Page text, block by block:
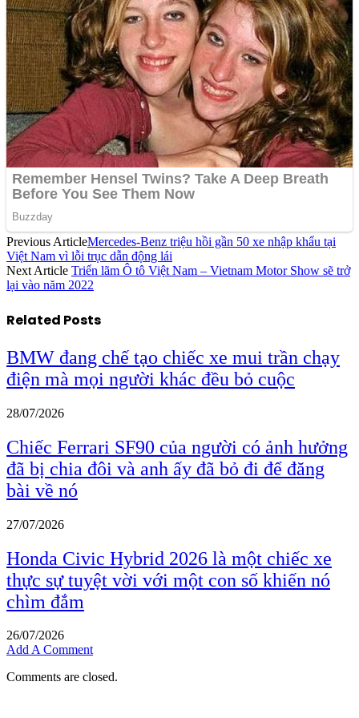
Previous ArticleMercedes-Benz triệu hồi gần 50 xe nhập khẩu tại
Việt Nam vì lỗi trục dẫn động lái
Next Article Triển lãm Ô tô Việt Nam – Vietnam Motor Show sẽ trở
lại vào năm 2022
Related Posts
BMW đang chế tạo chiếc xe mui trần chạy
điện mà mọi người khác đều bỏ cuộc
28/07/2026
Chiếc Ferrari SF90 của người có ảnh hưởng
đã bị chia đôi và anh ấy đã bỏ đi để đăng
bài về nó
27/07/2026
Honda Civic Hybrid 2026 là một chiếc xe
thực sự tuyệt vời với một con số khiến nó
chìm đắm
26/07/2026
Add A Comment
Comments are closed.